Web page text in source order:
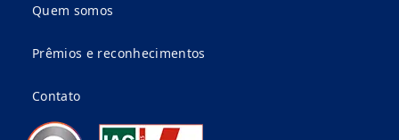
Quem somos
Prêmios e reconhecimentos
Contato